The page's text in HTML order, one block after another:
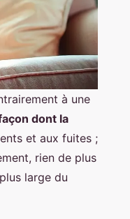
à une
dont la
et aux fuites ;
rien de plus
large du